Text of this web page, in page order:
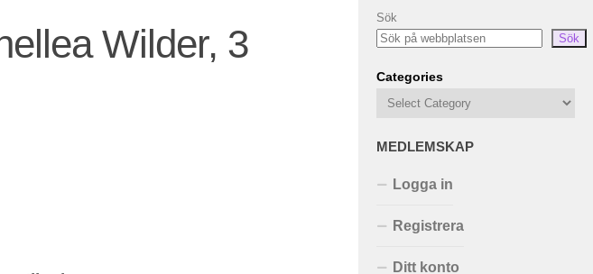
Wilder, 3
Sök
Sök
Categories
MEDLEMSKAP
Logga in
Registrera
Ditt konto